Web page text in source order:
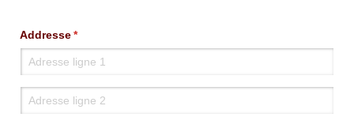
Addresse*
(requis)